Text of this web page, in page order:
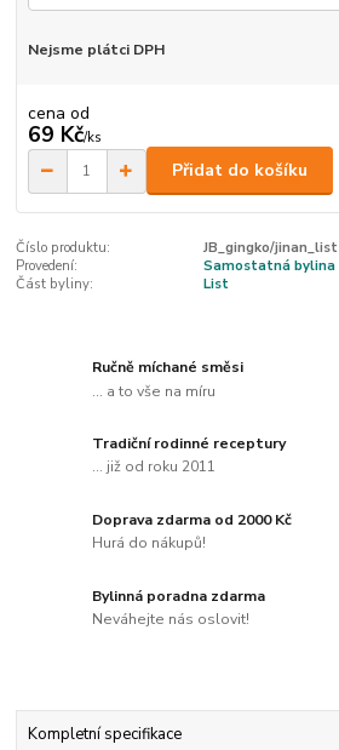
Nejsme plátci DPH
cena od
69 Kč/ks
Přidat do košíku
Číslo produktu:
JB_gingko/jinan_list
Provedení:
Samostatná bylina
Část byliny:
List
Ručně míchané směsi
... a to vše na míru
Tradiční rodinné receptury
... již od roku 2011
Doprava zdarma od 2000 Kč
Hurá do nákupů!
Bylinná poradna zdarma
Neváhejte nás oslovit!
Kompletní specifikace